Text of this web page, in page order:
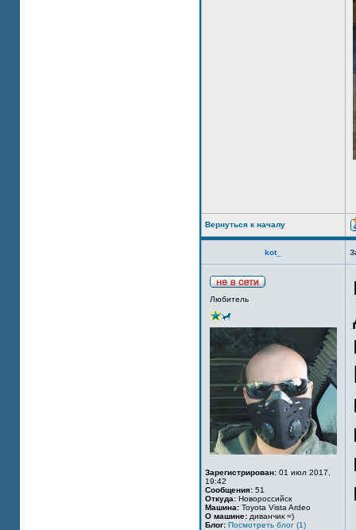
Вернуться к началу
kot_
Любитель
Зарегистрирован: 01 июл 2017,
19:42
Сообщения: 51
Откуда: Новороссийск
Машина: Toyota Vista Ardeo
О машине: диванчик =)
Блог: Посмотреть блог (1)